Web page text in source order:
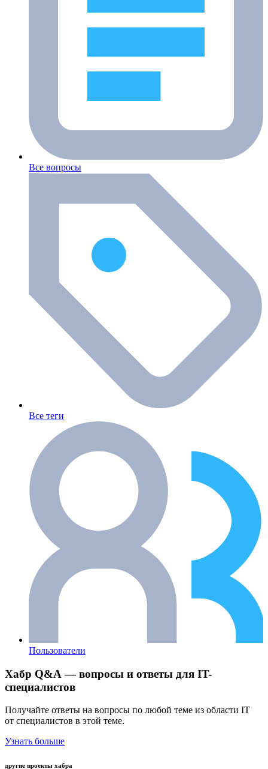
Все вопросы
Все теги
Пользователи
Хабр Q&A — вопросы и ответы для IT-
специалистов
Получайте ответы на вопросы по любой теме из области IT
от специалистов в этой теме.
Узнать больше
другие проекты хабра